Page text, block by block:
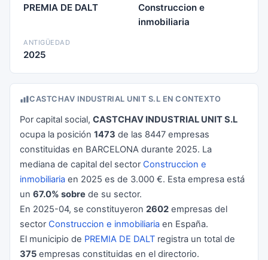
PREMIA DE DALT
Construccion e
inmobiliaria
ANTIGÜEDAD
2025
CASTCHAV INDUSTRIAL UNIT S.L EN CONTEXTO
Por capital social, CASTCHAV INDUSTRIAL UNIT S.L
ocupa la posición 1473 de las 8447 empresas
constituidas en BARCELONA durante 2025. La
mediana de capital del sector Construccion e
inmobiliaria en 2025 es de 3.000 €. Esta empresa está
un 67.0% sobre de su sector.
En 2025-04, se constituyeron 2602 empresas del
sector Construccion e inmobiliaria en España.
El municipio de PREMIA DE DALT registra un total de
375 empresas constituidas en el directorio.